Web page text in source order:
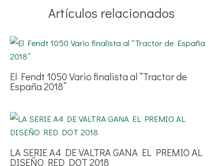
Artículos relacionados
El Fendt 1050 Vario finalista al “Tractor de
España 2018”
LA SERIE A4 DE VALTRA GANA EL PREMIO AL
DISEÑO RED DOT 2018